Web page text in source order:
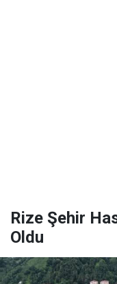
Rize Şehir
Oldu